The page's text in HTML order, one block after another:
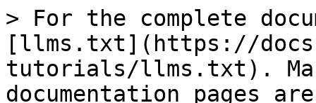
> For the complete
[llms.txt](https://
tutorials/llms.txt).
documentation pages